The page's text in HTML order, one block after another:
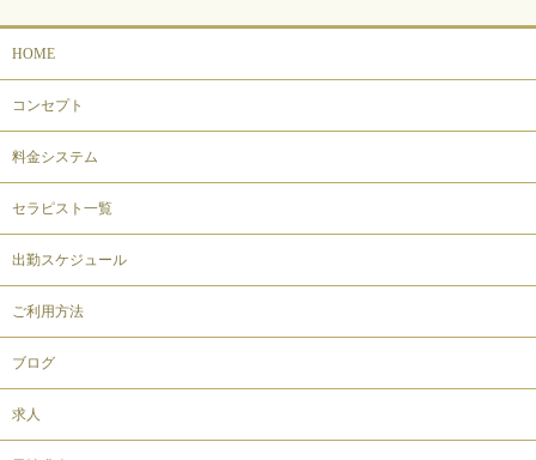
HOME
コンセプト
料金システム
セラピスト一覧
出勤スケジュール
ご利用方法
ブログ
求人